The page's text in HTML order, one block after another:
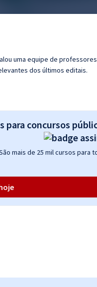
uma equipe de
dos últimos editais.
para concursos
mais de 25 mil cursos para